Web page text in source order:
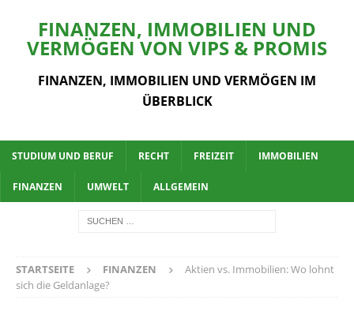
FINANZEN, IMMOBILIEN UND
VERMÖGEN VON VIPS & PROMIS
FINANZEN, IMMOBILIEN UND VERMÖGEN IM
ÜBERBLICK
STUDIUM UND BERUF RECHT FREIZEIT IMMOBILIEN
FINANZEN UMWELT ALLGEMEIN
STARTSEITE FINANZEN
Aktien vs. Immobilien: Wo lohnt
sich die Geldanlage?